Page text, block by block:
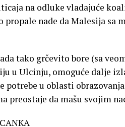
na odluke vladajuće
propale nade da Malesija sa
tako grčevito bore (sa
u Ulcinju, omoguće dalje
potrebe u oblasti
preostaje da mašu svojim